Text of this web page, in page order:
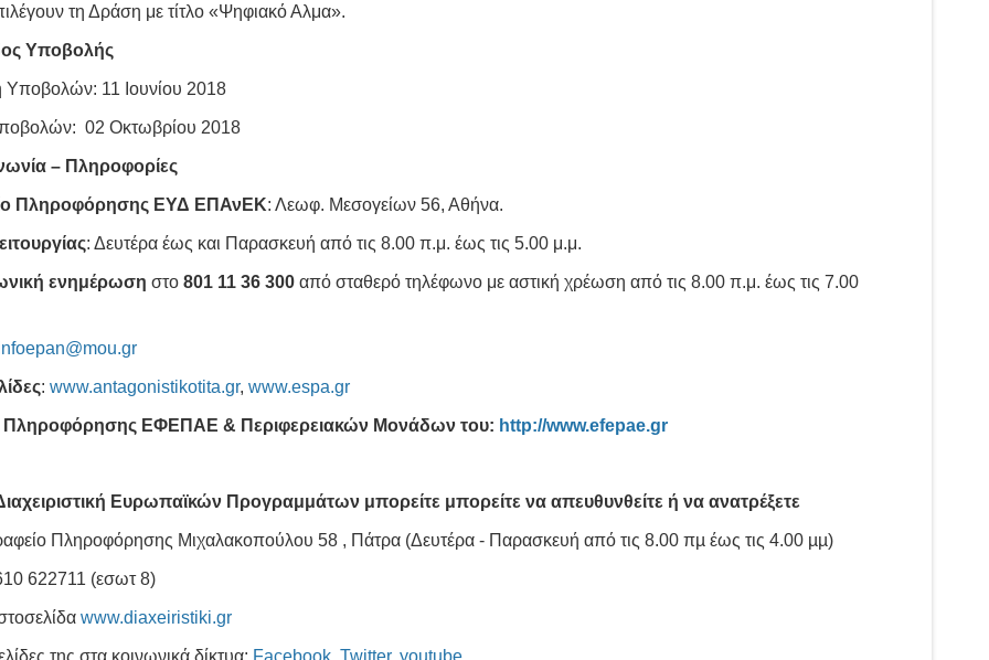
τη Δράση με τίτλο «Ψηφιακό Αλμα».
Υποβολής
Υποβολών: 11 Ιουνίου 2018
02 Οκτωβρίου 2018
– Πληροφορίες
Πληροφόρησης ΕΥΔ ΕΠΑνΕΚ: Λεωφ. Μεσογείων 56, Αθήνα.
: Δευτέρα έως και Παρασκευή από τις 8.00 π.μ. έως τις 5.00 μ.μ.
ενημέρωση στο 801 11 36 300από σταθερό τηλέφωνο με αστική χρέωση από τις 8.00 π.μ. έως τις 7.00
: www.antagonistikotita.gr, www.espa.gr
Πληροφόρησης ΕΦΕΠΑΕ & Περιφερειακών Μονάδων του: http://www.efepae.gr
Ευρωπαϊκών Προγραμμάτων μπορείτε μπορείτε να απευθυνθείτε ή να ανατρέξετε
Πληροφόρησης Μιχαλακοπούλου 58 , Πάτρα (Δευτέρα - Παρασκευή από τις 8.00 πµ έως τις 4.00 µµ)
622711 (εσωτ 8)
www.diaxeiristiki.gr
της στα κοινωνικά δίκτυα: Facebook, Twitter, youtube